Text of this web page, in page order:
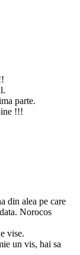
parte.
!!!
din alea pe care
Norocos
vise.
un vis, hai sa